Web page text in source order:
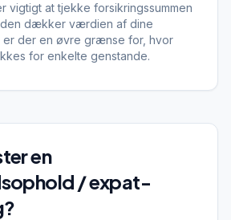
vigtigt at tjekke forsikringssummen
dækker værdien af dine
er der en øvre grænse for, hvor
for enkelte genstande.
en
/ expat-
?